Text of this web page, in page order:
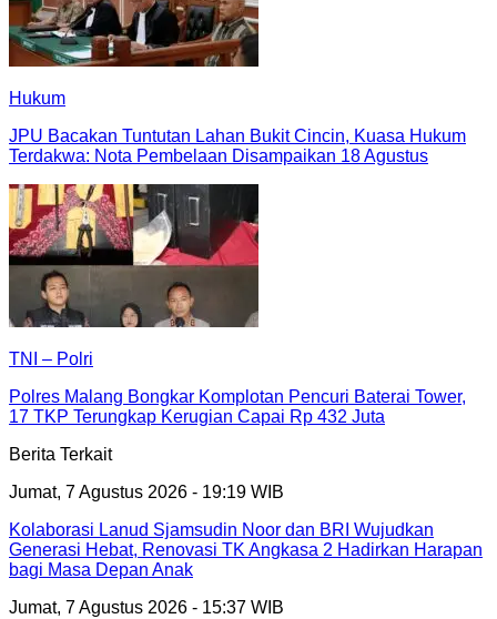
Hukum
JPU Bacakan Tuntutan Lahan Bukit Cincin, Kuasa Hukum
Terdakwa: Nota Pembelaan Disampaikan 18 Agustus
TNI – Polri
Polres Malang Bongkar Komplotan Pencuri Baterai Tower,
17 TKP Terungkap Kerugian Capai Rp 432 Juta
Berita Terkait
Jumat, 7 Agustus 2026 - 19:19 WIB
Kolaborasi Lanud Sjamsudin Noor dan BRI Wujudkan
Generasi Hebat, Renovasi TK Angkasa 2 Hadirkan Harapan
bagi Masa Depan Anak
Jumat, 7 Agustus 2026 - 15:37 WIB